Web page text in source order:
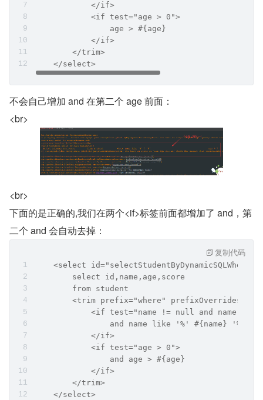
            </if>
            <if test="age > 0">
                age > #{age}
            </if>
        </trim>
    </select>
不会自己增加 and 在第二个 age 前面：
<br>
<br>
下面的是正确的,我们在两个<if>标签前面都增加了 and，第
二个 and 会自动去掉：
<select id="selectStudentByDynamicSQLWhere"
        select id,name,age,score
        from student
<trim prefix="where"
<if test="name != null and name !=
                and name like '%' #{name} '%'
            </if>
            <if test="age > 0">
                and age > #{age}
            </if>
        </trim>
    </select>
复制代码